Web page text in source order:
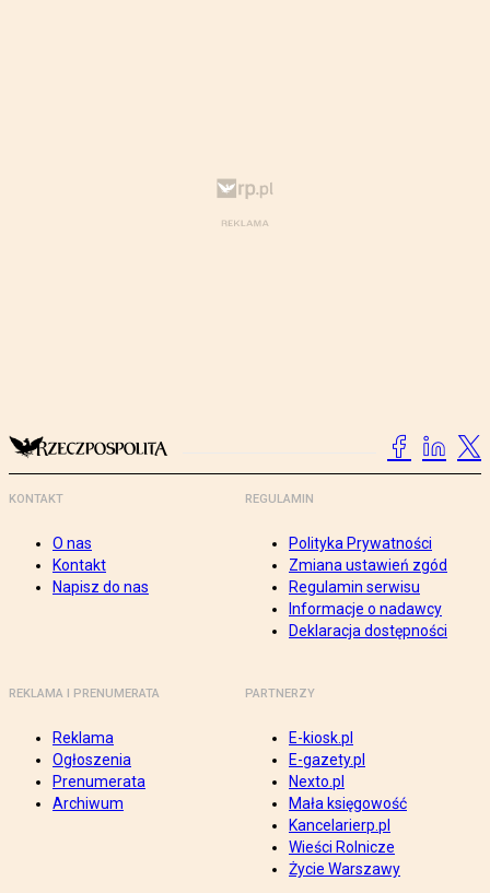
KONTAKT
O nas
Kontakt
Napisz do nas
REGULAMIN
Polityka Prywatności
Zmiana ustawień zgód
Regulamin serwisu
Informacje o nadawcy
Deklaracja dostępności
REKLAMA I PRENUMERATA
Reklama
Ogłoszenia
Prenumerata
Archiwum
PARTNERZY
E-kiosk.pl
E-gazety.pl
Nexto.pl
Mała księgowość
Kancelarierp.pl
Wieści Rolnicze
Życie Warszawy